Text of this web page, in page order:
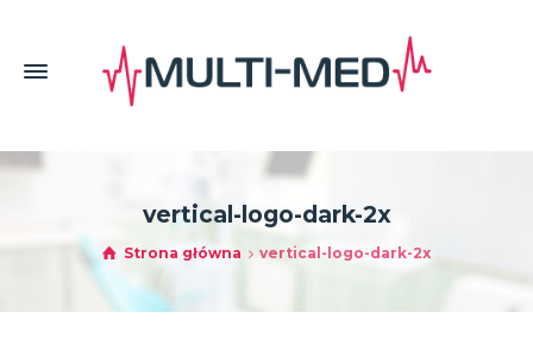
vertical-logo-dark-2x
Strona główna vertical-logo-dark-2x